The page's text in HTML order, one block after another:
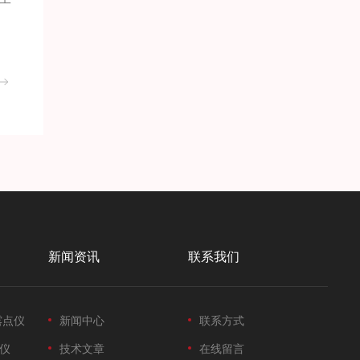
仪
新闻资讯
新闻中心
技术文章
联系我们
联系方式
在线留言